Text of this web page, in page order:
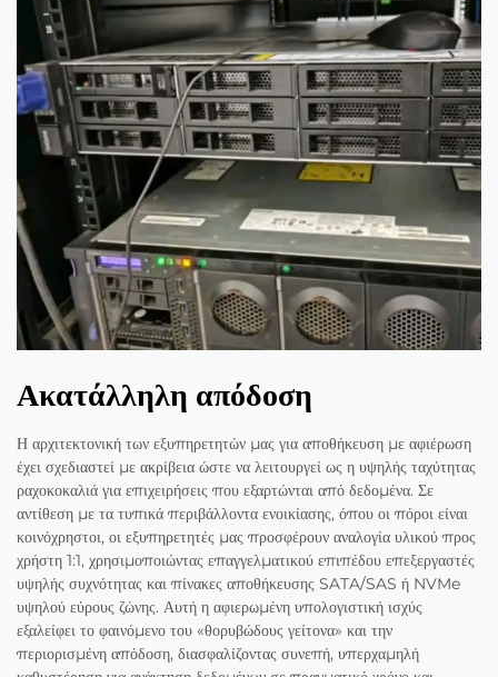
Ακατάλληλη απόδοση
Η αρχιτεκτονική των εξυπηρετητών μας για αποθήκευση με αφιέρωση
έχει σχεδιαστεί με ακρίβεια ώστε να λειτουργεί ως η υψηλής ταχύτητας
ραχοκοκαλιά για επιχειρήσεις που εξαρτώνται από δεδομένα. Σε
αντίθεση με τα τυπικά περιβάλλοντα ενοικίασης, όπου οι πόροι είναι
κοινόχρηστοι, οι εξυπηρετητές μας προσφέρουν αναλογία υλικού προς
χρήστη 1:1, χρησιμοποιώντας επαγγελματικού επιπέδου επεξεργαστές
υψηλής συχνότητας και πίνακες αποθήκευσης SATA/SAS ή NVMe
υψηλού εύρους ζώνης. Αυτή η αφιερωμένη υπολογιστική ισχύς
εξαλείφει το φαινόμενο του «θορυβώδους γείτονα» και την
περιορισμένη απόδοση, διασφαλίζοντας συνεπή, υπερχαμηλή